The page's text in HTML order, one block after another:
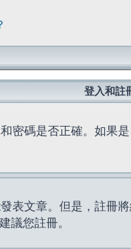
登入和註
密碼是否正確。如果
表文章。但是，註冊
議您註冊。